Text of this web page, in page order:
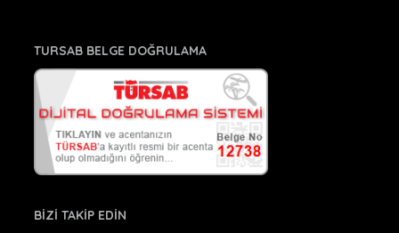
TURSAB BELGE DOĞRULAMA
BİZİ TAKİP EDİN